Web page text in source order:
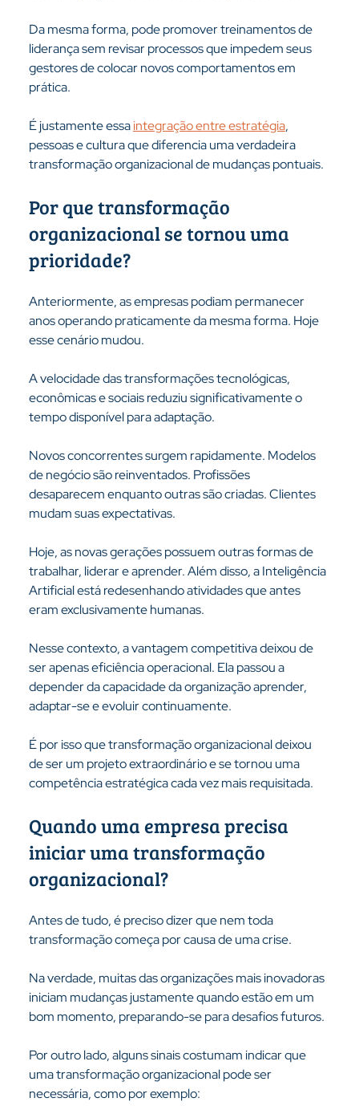
Da mesma forma, pode promover treinamentos de
liderança sem revisar processos que impedem seus
gestores de colocar novos comportamentos em
prática.
É justamente essa integração entre estratégia,
pessoas e cultura que diferencia uma verdadeira
transformação organizacional de mudanças pontuais.
Por que transformação
organizacional se tornou uma
prioridade?
Anteriormente, as empresas podiam permanecer
anos operando praticamente da mesma forma. Hoje
esse cenário mudou.
A velocidade das transformações tecnológicas,
econômicas e sociais reduziu significativamente o
tempo disponível para adaptação.
Novos concorrentes surgem rapidamente. Modelos
de negócio são reinventados. Profissões
desaparecem enquanto outras são criadas. Clientes
mudam suas expectativas.
Hoje, as novas gerações possuem outras formas de
trabalhar, liderar e aprender. Além disso, a Inteligência
Artificial está redesenhando atividades que antes
eram exclusivamente humanas.
Nesse contexto, a vantagem competitiva deixou de
ser apenas eficiência operacional. Ela passou a
depender da capacidade da organização aprender,
adaptar-se e evoluir continuamente.
É por isso que transformação organizacional deixou
de ser um projeto extraordinário e se tornou uma
competência estratégica cada vez mais requisitada.
Quando uma empresa precisa
iniciar uma transformação
organizacional?
Antes de tudo, é preciso dizer que nem toda
transformação começa por causa de uma crise.
Na verdade, muitas das organizações mais inovadoras
iniciam mudanças justamente quando estão em um
bom momento, preparando-se para desafios futuros.
Por outro lado, alguns sinais costumam indicar que
uma transformação organizacional pode ser
necessária, como por exemplo: